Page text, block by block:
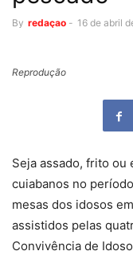
By redaçao - 16 de abril
Reprodução
Seja assado, frito ou
cuiabanos no
mesas dos idosos
assistidos pelas
Convivência de